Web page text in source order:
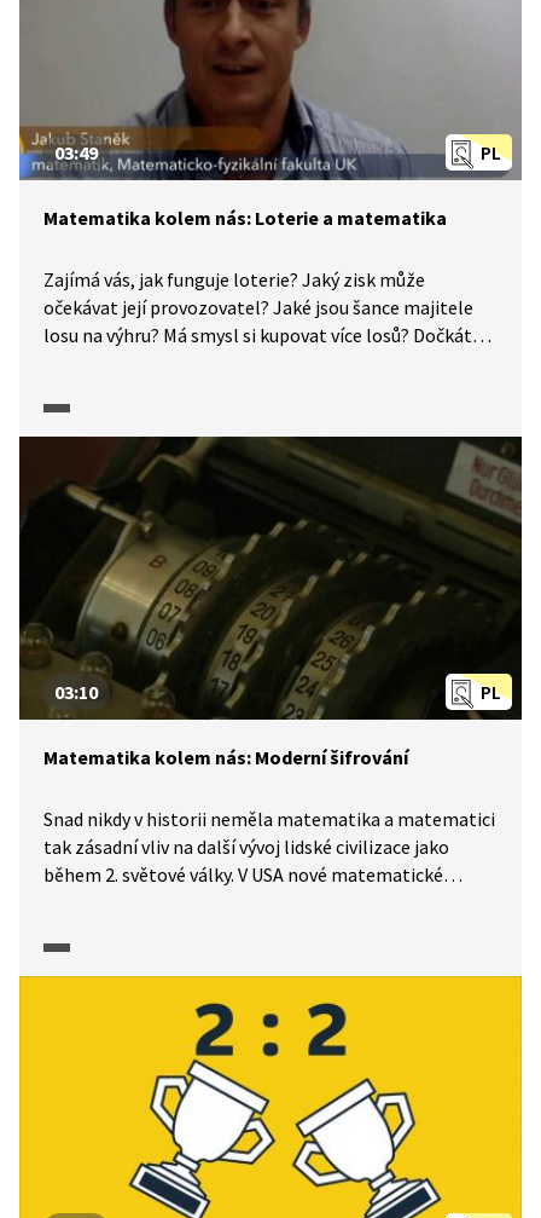
PL
03:49
Matematika kolem nás: Loterie a matematika
Zajímá vás, jak funguje loterie? Jaký zisk může
očekávat její provozovatel? Jaké jsou šance majitele
losu na výhru? Má smysl si kupovat více losů? Dočkáte
PL
03:10
Matematika kolem nás: Moderní šifrování
Snad nikdy v historii neměla matematika a matematici
tak zásadní vliv na další vývoj lidské civilizace jako
během 2. světové války. V USA nové matematické
rozluštit kód německého šifrovacího stroje Enigma.
o několik let a ušetřily miliony životů. Lepší představu
o tom, jak obtížné bylo luštit šifry vytvořené Enigmou,
můžete získat z pracovního listu.